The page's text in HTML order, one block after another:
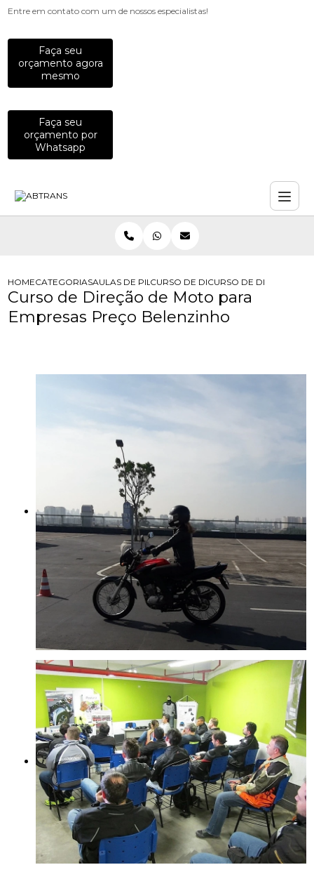
Entre em contato com um de nossos especialistas!
Faça seu
orçamento agora
mesmo
Faça seu
orçamento por
Whatsapp
HOMECATEGORIASAULAS DE PILOTAGEM PARA EMPRESAS
CURSO DE DIRECAO DE MOTO PARA
CURSO DE DIRECAO
Curso de Direção de Moto para
Empresas Preço Belenzinho